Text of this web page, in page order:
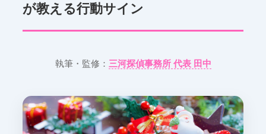
が教える行動サイン
執筆・監修： 三河探偵事務所 代表 田中